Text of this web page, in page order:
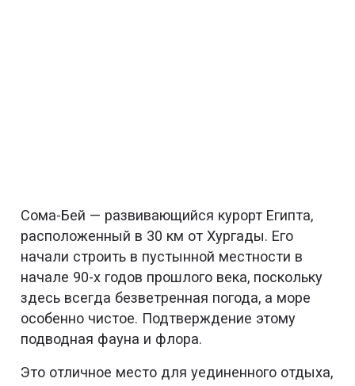
Сома-Бей — развивающийся курорт Египта,
расположенный в 30 км от Хургады. Его
начали строить в пустынной местности в
начале 90-х годов прошлого века, поскольку
здесь всегда безветренная погода, а море
особенно чистое. Подтверждение этому
подводная фауна и флора.
Это отличное место для уединенного отдыха,